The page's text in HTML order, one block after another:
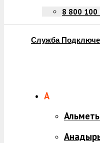
8 800 100
Служба
А